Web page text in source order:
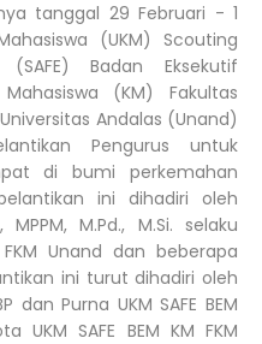
tanggal 29 Februari - 1
(UKM) Scouting
Badan Eksekutif
(KM) Fakultas
Andalas (Unand)
Pengurus untuk
di bumi perkemahan
ini dihadiri oleh
MPPM, M.Pd., M.Si. selaku
FKM Unand dan beberapa
ini turut dihadiri oleh
dan Purna UKM SAFE BEM
UKM SAFE BEM KM FKM